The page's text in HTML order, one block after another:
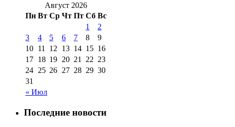
Август 2026
Пн Вт Ср Чт Пт Сб Вс
« Июл
1
2
3
4 5 6 7 8
9
10 11 12 13 14 15 16
17 18 19 20 21 22 23
24 25 26 27 28 29 30
31
Последние новости